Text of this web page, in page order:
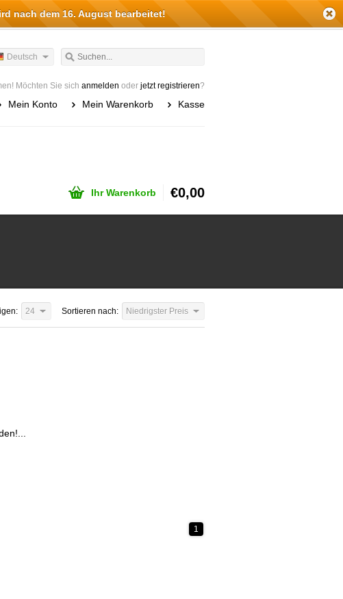
Deutsch
Möchten Sie sich anmelden oder jetzt registrieren?
Mein Konto Mein Warenkorb Kasse
Ihr Warenkorb €0,00
Sortieren nach: Niedrigster Preis
24
1
nach dem 16. August bearbeitet!